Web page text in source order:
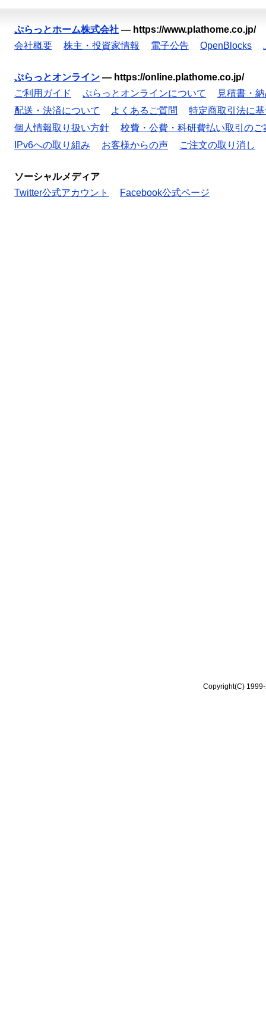
ぷらっとホーム株式会社 — https://www.plathome.co.jp/
会社概要
株主・投資家情報 電子公告 OpenBlocks
ぷらっとオンライン — https://online.plathome.co.jp/
ご利用ガイド
ぷらっとオンラインについて
見積書・
配送・決済について
よくあるご質問
特定商取引法に
個人情報取り扱い方針
校費・公費・科研費払い取引のご
IPv6への取り組み
お客様からの声 ご注文の取り消し
ソーシャルメディア
Twitter公式アカウント
Facebook公式ページ
Copyright(C)